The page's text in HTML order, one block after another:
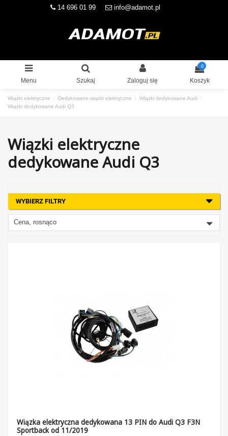
14 696 01 99 info@adamot.pl
Menu Szukaj Zaloguj się
0
Koszyk
Wiązki elektryczne Dedykowane wiązki elektryczne
Wiązki dedykowane Audi
Wiązki dedykowane Audi Q3
Wiązki elektryczne
dedykowane Audi Q3
WYBIERZ FILTRY
Cena, rosnąco
Wiązka elektryczna dedykowana 13 PIN do Audi Q3 F3N
Sportback od 11/2019